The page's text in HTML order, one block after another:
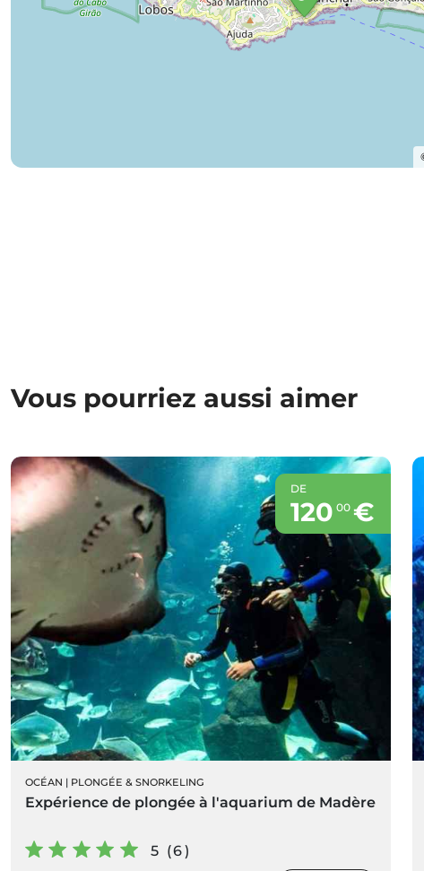
Vous pourriez aussi aimer
DE
120 00 €
OCÉAN | PLONGÉE & SNORKELING
Expérience de plongée à l'aquarium de Madère
5 (6)